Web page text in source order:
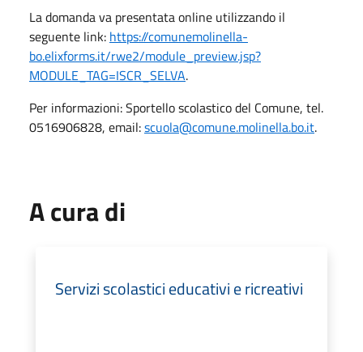
La domanda va presentata online utilizzando il
seguente link: https://comunemolinella-
bo.elixforms.it/rwe2/module_preview.jsp?
MODULE_TAG=ISCR_SELVA.
Per informazioni: Sportello scolastico del Comune, tel.
0516906828, email:scuola@comune.molinella.bo.it.
A cura di
Servizi scolastici educativi e ricreativi